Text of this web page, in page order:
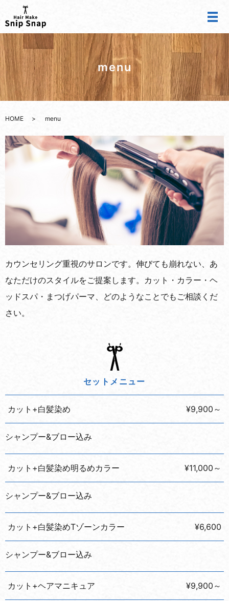
menu
HOME menu
カウンセリング重視のサロンです。伸びても崩れない、あ
なただけのスタイルをご提案します。 カット・カラー・ヘ
ッドスパ・まつげパーマ、どのようなことでもご相談くだ
さい。
セットメニュー
カット+白髪染め ¥9,900～
シャンプー&ブロー込み
カット+白髪染め明るめカラー ¥11,000～
シャンプー&ブロー込み
カット+白髪染めTゾーンカラー ¥6,600
シャンプー&ブロー込み
カット+ヘアマニキュア ¥9,900～